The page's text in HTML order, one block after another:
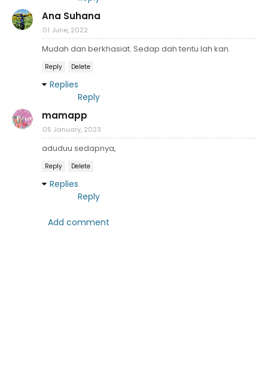
Ana Suhana
01 June, 2022
Mudah dan berkhasiat. Sedap dah tentu lah kan.
Reply Delete
Replies
Reply
mamapp
05 January, 2023
aduduu sedapnya,
Reply Delete
Replies
Reply
Add comment